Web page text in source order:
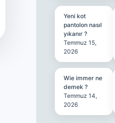
Yeni kot
pantolon nasıl
yıkanır ?
Temmuz 15,
2026
Wie immer ne
demek ?
Temmuz 14,
2026